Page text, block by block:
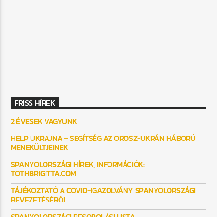
FRISS HÍREK
2 ÉVESEK VAGYUNK
HELP UKRAJNA – SEGÍTSÉG AZ OROSZ-UKRÁN HÁBORÚ
MENEKÜLTJEINEK
SPANYOLORSZÁGI HÍREK, INFORMÁCIÓK:
TOTHBRIGITTA.COM
TÁJÉKOZTATÓ A COVID-IGAZOLVÁNY SPANYOLORSZÁGI
BEVEZETÉSÉRŐL